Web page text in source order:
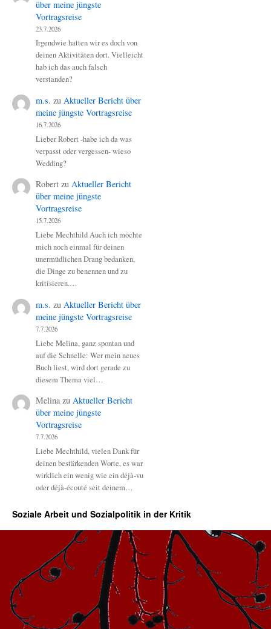
über meine jüngste
Vortragsreise
23.7.2026
Irgendwie hatten wir es doch von
deinen Aktivitäten dort. Vielleicht
hab ich das auch falsch
verstanden?
m.s. zu Aktueller Bericht über
meine jüngste Vortragsreise
16.7.2026
Lieber Robert -habe ich da was
verpasst oder vergessen- wieso
Wedding?
Robert zu Aktueller Bericht
über meine jüngste
Vortragsreise
15.7.2026
Liebe Mechthild Auch ich möchte
mich noch einmal für deinen
unermüdlichen Drang bedanken,
die Dinge zu benennen und zu
kritisieren.…
m.s. zu Aktueller Bericht über
meine jüngste Vortragsreise
7.7.2026
Liebe Melina, ganz spontan und
auf die Schnelle: Wer mein neues
Buch liest, wird dort gerade zu
diesem Thema viel…
Melina zu Aktueller Bericht
über meine jüngste
Vortragsreise
7.7.2026
Liebe Mechthild, vielen Dank für
deinen bestärkenden Worte, es war
wirklich ein wenig wie ein déjà-vu
oder déjà-écouté seit deinem…
Soziale Arbeit und Sozialpolitik in der Kritik